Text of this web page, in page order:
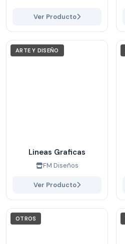
Ver Producto
ARTE Y DISEÑO
Lineas Graficas
FM Diseños
Ver Producto
OTROS